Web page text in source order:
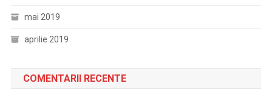
mai 2019
aprilie 2019
COMENTARII RECENTE